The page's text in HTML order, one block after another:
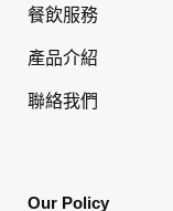
餐飲服務
產品介紹
聯絡我們
Our Policy